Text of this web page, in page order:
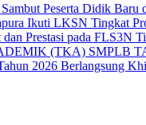
Peserta Didik
Ikuti LKSN Tingkat
Prestasi pada FLS3N
(TKA) SMPLB
2026 Berlangsung